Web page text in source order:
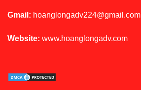
Gmail: hoanglongadv224@gmail.com
Website: www.hoanglongadv.com